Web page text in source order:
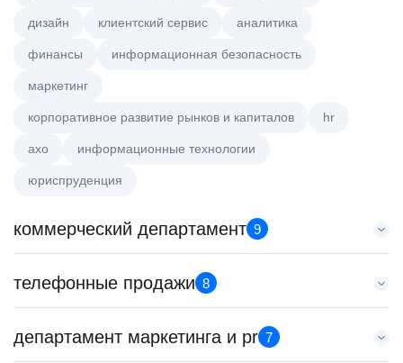
дизайн клиентский сервис аналитика
финансы информационная безопасность
маркетинг
корпоративное развитие рынков и капиталов hr
axo информационные технологии
юриспруденция
коммерческий департамент 9
Менеджер по работе с ключевыми клиентами (КАМ)
HeadHunter::Коммерческий департамент
з/п не указана
телефонные продажи 8
HeadHunter::Телефонные продажи
департамент маркетинга и pr 7